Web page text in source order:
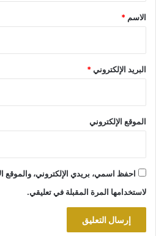
*
الاسم *
البريد الإلكتروني*
الموقع الإلكتروني
احفظ اسمي، بريدي الإلكتروني، والموقع
لاستخدامها المرة المقبلة في تعليقي.